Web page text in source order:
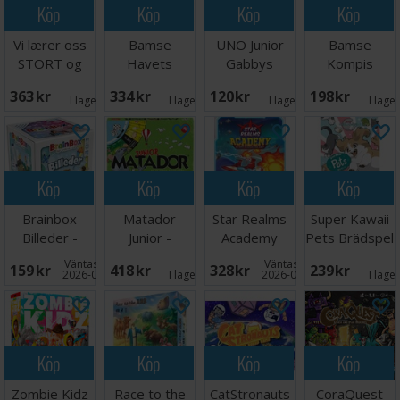
Köp
Vi lærer oss
STORT og
NORSK
363 SEK I lager: 2
Köp
Bamse
Havets
Brädspel
334 SEK I lager:
Köp
UNO Junior
Gabbys
Kortspel
120 SEK I lager:
Köp
Bamse
Kompis
Brädspel
198 SEK I
Köp
Brainbox
Billeder -
DANSK
159 SEK Väntas in:
2026-08-15
Köp
Matador
Junior -
418 SEK I lager: 5
Köp
Star Realms
Academy
Brädspel
328 SEK Väntas in:
2026-08-28
Köp
Super Kawaii
Pets Brädspel
239 SEK I
Köp
Zombie Kidz
Köp
Race to the
Köp
CatStronauts
Köp
CoraQuest